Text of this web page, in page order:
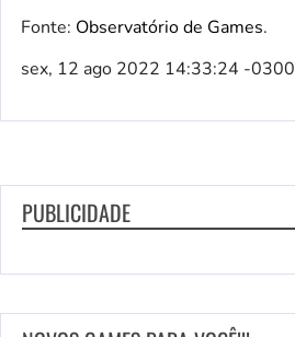
Fonte: Observatório de Games.
sex, 12 ago 2022 14:33:24 -0300
PUBLICIDADE